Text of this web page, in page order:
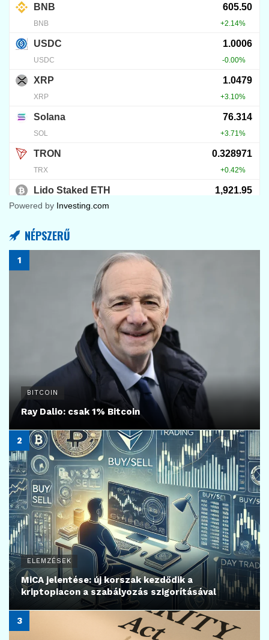
Powered by Investing.com
NÉPSZERŰ
BITCOIN
Ray Dalio: csak 1% Bitcoin
ELEMZÉSEK
MiCA jelentése: új korszak kezdődik a
kriptopiacon a szabályozás szigorításával